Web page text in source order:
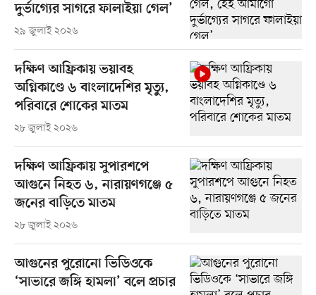
দুর্ভাগ্যের সাগরে ফালাইয়া গেল’
২৯ জুলাই ২০২৬
দক্ষিণ আফ্রিকায় ভয়াবহ
অগ্নিকাণ্ডে ৬ বাংলাদেশির মৃত্যু,
পরিবারে শোকের মাতম
২৮ জুলাই ২০২৬
দক্ষিণ আফ্রিকায় সুপারশপে
আগুনে নিহত ৬, নারায়ণগঞ্জে ৫
জনের বাড়িতে মাতম
২৮ জুলাই ২০২৬
আগুনের পুরোনো ভিডিওকে
‘সাভারে জঙ্গি হামলা’ বলে প্রচার